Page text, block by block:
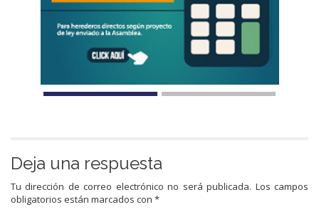
Deja una respuesta
Tu dirección de correo electrónico no será publicada. Los campos
obligatorios están marcados con *